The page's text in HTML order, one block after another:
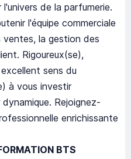
de la parfumerie.
l'équipe commerciale
la gestion des
Rigoureux(se),
sens du
à vous investir
Rejoignez-
enrichissante
BTS